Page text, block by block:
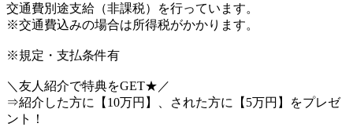
交通費別途支給（非課税）を行っています。
※交通費込みの場合は所得税がかかります。
※規定・支払条件有
＼友人紹介で特典をGET★／
⇒紹介した方に【10万円】、された方に【5万円】をプレゼ
ント！